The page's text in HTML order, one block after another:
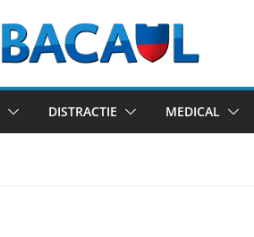
DISTRACTIE MEDICAL